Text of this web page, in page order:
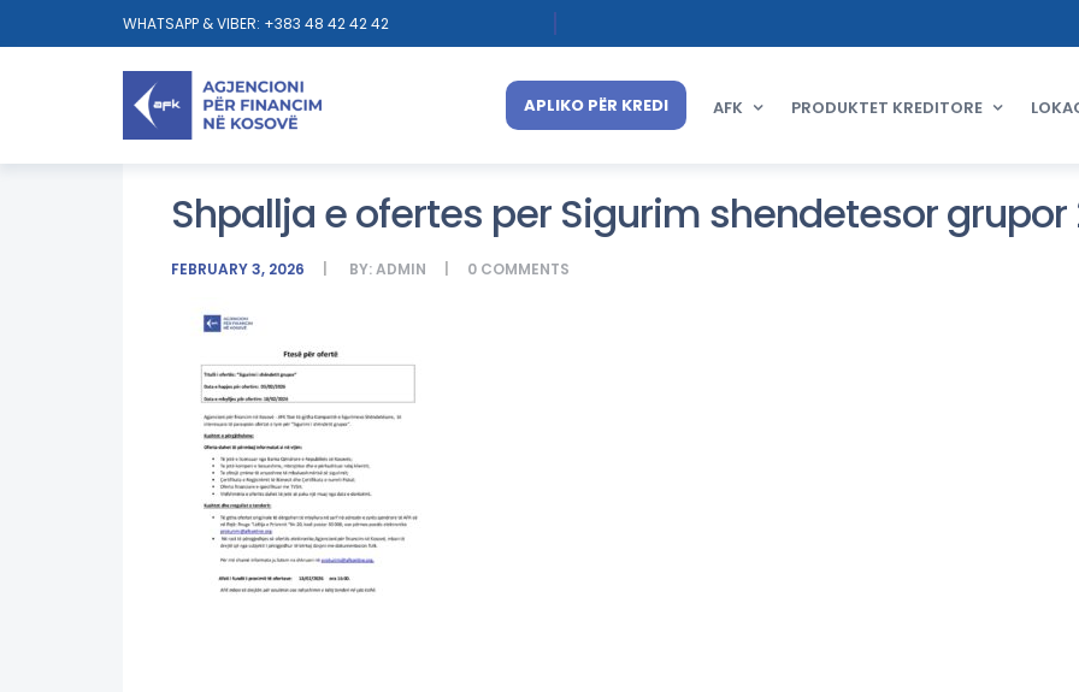
WHATSAPP & VIBER: +383 48 42 42 42
APLIKO PËR KREDI AFK PRODUKTET KREDITORE
Shpallja e ofertes per Sigurim shendetesor grupor
FEBRUARY 3, 2026 BY:ADMIN 0 COMMENTS